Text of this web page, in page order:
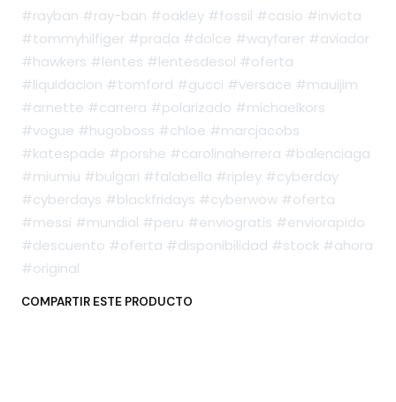
#rayban #ray-ban #oakley #fossil #casio #invicta
#tommyhilfiger #prada #dolce #wayfarer #aviador
#hawkers #lentes #lentesdesol #oferta
#liquidacion #tomford #gucci #versace #mauijim
#arnette #carrera #polarizado #michaelkors
#vogue #hugoboss #chloe #marcjacobs
#katespade #porshe #carolinaherrera #balenciaga
#miumiu #bulgari #falabella #ripley #cyberday
#cyberdays #blackfridays #cyberwow #oferta
#messi #mundial #peru #enviogratis #enviorapido
#descuento #oferta #disponibilidad #stock #ahora
#original
COMPARTIR ESTE PRODUCTO